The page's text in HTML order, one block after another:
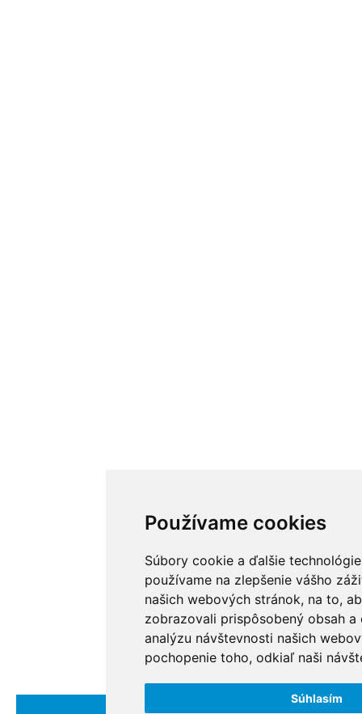
Používame cookies
Súbory cookie a ďalšie
používame na zlepšenie vášho
našich webových stránok, na to,
zobrazovali prispôsobený obsah a
analýzu návštevnosti našich
pochopenie toho, odkiaľ naši
Súhlasím